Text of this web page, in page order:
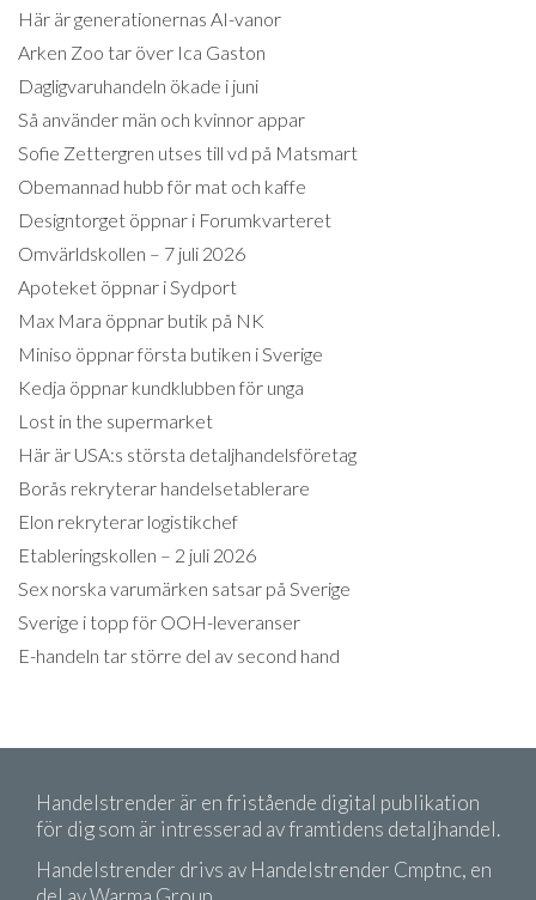
Här är generationernas AI-vanor
Arken Zoo tar över Ica Gaston
Dagligvaruhandeln ökade i juni
Så använder män och kvinnor appar
Sofie Zettergren utses till vd på Matsmart
Obemannad hubb för mat och kaffe
Designtorget öppnar i Forumkvarteret
Omvärldskollen – 7 juli 2026
Apoteket öppnar i Sydport
Max Mara öppnar butik på NK
Miniso öppnar första butiken i Sverige
Kedja öppnar kundklubben för unga
Lost in the supermarket
Här är USA:s största detaljhandelsföretag
Borås rekryterar handelsetablerare
Elon rekryterar logistikchef
Etableringskollen – 2 juli 2026
Sex norska varumärken satsar på Sverige
Sverige i topp för OOH-leveranser
E-handeln tar större del av second hand
Handelstrender är en fristående digital publikation
för dig som är intresserad av framtidens detaljhandel.
Handelstrender drivs av Handelstrender Cmptnc, en